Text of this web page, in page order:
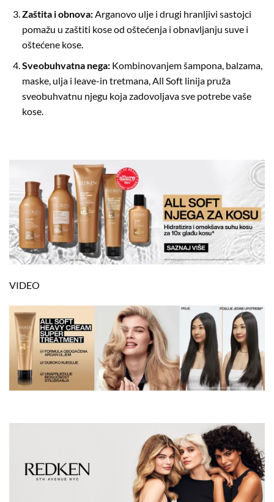
Zaštita i obnova:Arganovo ulje i drugi hranljivi sastojci
pomažu u zaštiti kose od oštećenja i obnavljanju suve i
oštećene kose.
Sveobuhvatna nega:Kombinovanjem šampona, balzama,
maske, ulja i leave-in tretmana, All Soft linija pruža
sveobuhvatnu njegu koja zadovoljava sve potrebe vaše
kose.
VIDEO